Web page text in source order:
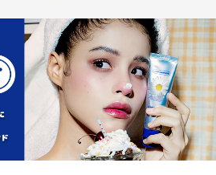
ら探す